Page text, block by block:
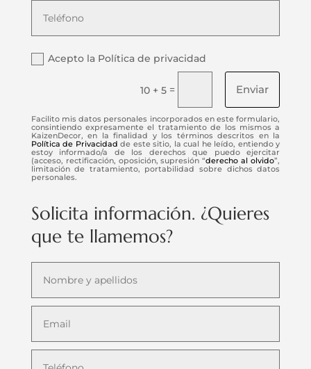
Acepto la Política de privacidad
10 + 5 = Enviar
Facilito mis datos personales incorporados en este formulario,
consintiendo expresamente el tratamiento de los mismos a
KaizenDecor, en la finalidad y los términos descritos en la
Política de Privacidad de este sitio, la cual he leído, entiendo y
estoy informado/a de los derechos que puedo ejercitar
(acceso, rectificación, oposición, supresión “derecho al olvido”,
limitación de tratamiento, portabilidad sobre dichos datos
personales.
Solicita información. ¿Quieres
que te llamemos?